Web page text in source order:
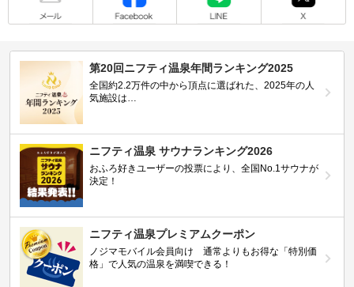
第20回ニフティ温泉年間ランキング2025
全国約2.2万件の中から頂点に選ばれた、2025年の人
気施設は…
ニフティ温泉 サウナランキング2026
おふろ好きユーザーの投票により、全国No.1サウナが
決定！
ニフティ温泉プレミアムクーポン
ノジマモバイル会員向け 通常よりもお得な「特別価
格」で人気の温泉を満喫できる！